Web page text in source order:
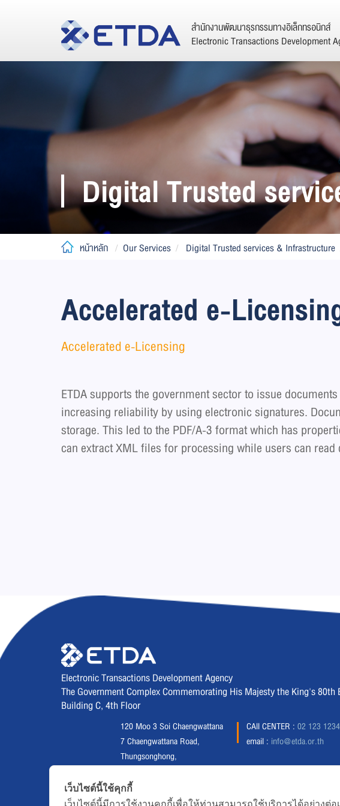
สำนักงานพัฒนาธุรกรรมทางอิเล็กทรอนิกส์
Electronic Transactions Development
Digital Trusted
หน้าหลัก Our Services Digital Trusted services & Infrastructure
Accelerated e-
Accelerated e-Licensing
ETDA supports the government sector to issue
increasing reliability by using electronic signatures.
storage. This led to the PDF/A-3 format which has
can extract XML files for processing while users can read
Electronic Transactions Development Agency
The Government Complex Commemorating His Majesty the King's 80th
Building C, 4th Floor
120 Moo 3 Soi Chaengwattana
7 Chaengwattana Road,
Thungsonghong,
Fax :
CAll CENTER : 02 123 1234
email : info@etda.or.th
เว็บไซต์นี้ใช้คุกกี้
เว็บไซต์นี้มีการใช้งานคุกกี้เพื่อให้ท่านสามารถใช้บริการได้อย่างต่